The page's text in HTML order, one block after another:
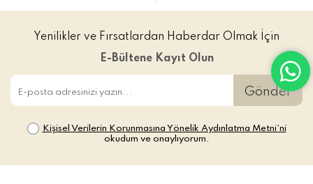
Yenilikler ve Fırsatlardan Haberdar Olmak İçin
E-Bültene Kayıt Olun
Gönder
Kişisel Verilerin Korunmasına Yönelik Aydınlatma Metni’ni
okudum ve onaylıyorum.